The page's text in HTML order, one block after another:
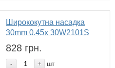
Ширококутна насадка
30mm 0.45x 30W2101S
828 грн.
- + шт